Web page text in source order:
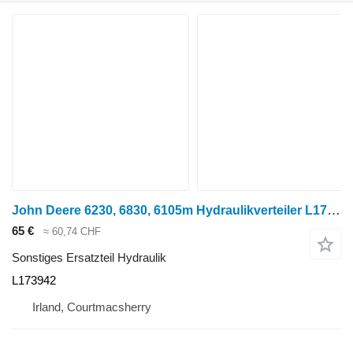
John Deere 6230, 6830, 6105m Hydraulikverteiler L173942 für Radtraktor
65 € ≈ 60,74 CHF
Sonstiges Ersatzteil Hydraulik
L173942
Irland, Courtmacsherry